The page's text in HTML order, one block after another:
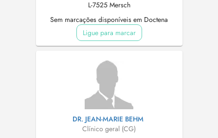
L-7525 Mersch
Sem marcações disponíveis em Doctena
Ligue para marcar
DR. JEAN-MARIE BEHM
Clínico geral (CG)